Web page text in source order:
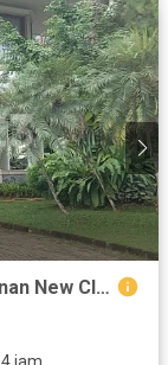
Rumah Sewa Mewah Exclusive Bangunan New Classic Eropa Lokasi Strategis di Cilandak Timur, Jakarta Selatan
jam